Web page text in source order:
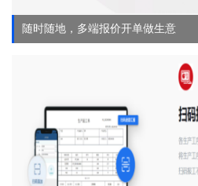
随时随地，多端报价开单做生意